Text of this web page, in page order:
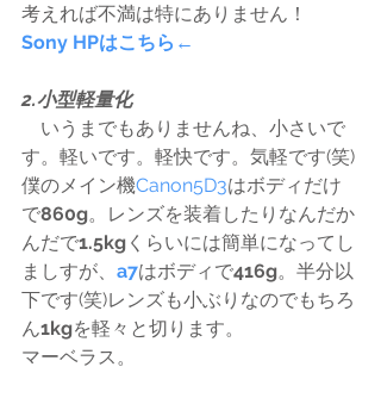
考えれば不満は特にありません！
Sony HPはこちら←
2.小型軽量化
いうまでもありませんね、小さいで
す。軽いです。軽快です。気軽です(笑)
僕のメイン機Canon5D3はボディだけ
で860g。レンズを装着したりなんだか
んだで1.5kg くらいには簡単になってし
ましすが、 a7はボディで416g。半分以
下です(笑)レンズも小ぶりなのでもちろ
ん1kgを軽々と切ります。
マーベラス。